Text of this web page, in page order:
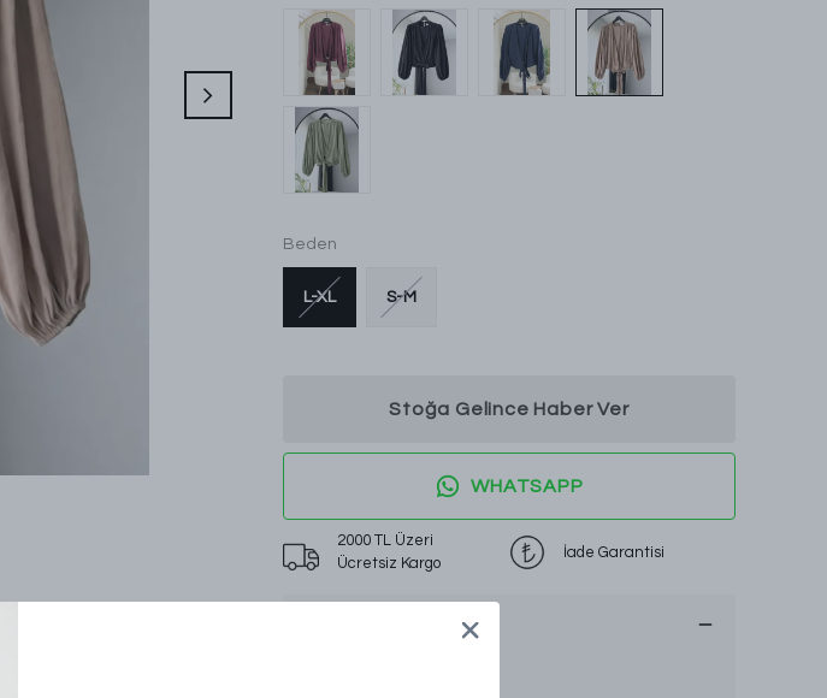
Beden
L-XL S-M
Stoğa Gelince Haber Ver
WHATSAPP
2000 TL Üzeri
Ücretsiz Kargo
İade Garantisi